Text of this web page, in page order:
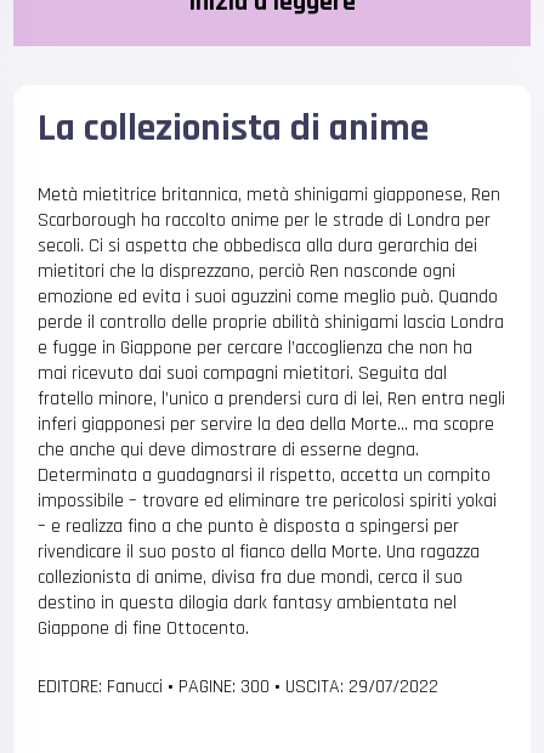
La collezionista di anime
Metà mietitrice britannica, metà shinigami giapponese, Ren
Scarborough ha raccolto anime per le strade di Londra per
secoli. Ci si aspetta che obbedisca alla dura gerarchia dei
mietitori che la disprezzano, perciò Ren nasconde ogni
emozione ed evita i suoi aguzzini come meglio può. Quando
perde il controllo delle proprie abilità shinigami lascia Londra
e fugge in Giappone per cercare l’accoglienza che non ha
mai ricevuto dai suoi compagni mietitori. Seguita dal
fratello minore, l’unico a prendersi cura di lei, Ren entra negli
inferi giapponesi per servire la dea della Morte… ma scopre
che anche qui deve dimostrare di esserne degna.
Determinata a guadagnarsi il rispetto, accetta un compito
impossibile – trovare ed eliminare tre pericolosi spiriti yokai
– e realizza fino a che punto è disposta a spingersi per
rivendicare il suo posto al fianco della Morte. Una ragazza
collezionista di anime, divisa fra due mondi, cerca il suo
destino in questa dilogia dark fantasy ambientata nel
Giappone di fine Ottocento.
EDITORE: Fanucci • PAGINE: 300 • USCITA: 29/07/2022